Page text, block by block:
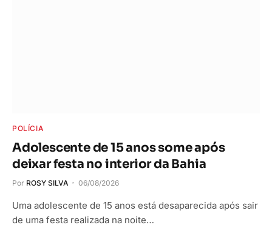
POLÍCIA
Adolescente de 15 anos some após
deixar festa no interior da Bahia
Por ROSY SILVA 06/08/2026
Uma adolescente de 15 anos está desaparecida após sair
de uma festa realizada na noite…